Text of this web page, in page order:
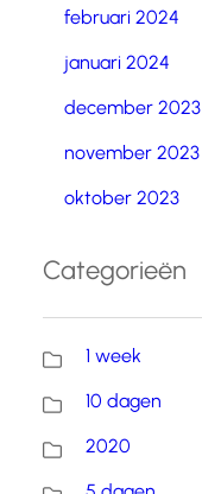
februari 2024
januari 2024
december 2023
november 2023
oktober 2023
Categorieën
1 week
10 dagen
2020